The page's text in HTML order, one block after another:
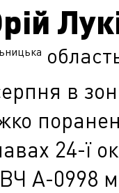
в
24-ї
А-0998 м.